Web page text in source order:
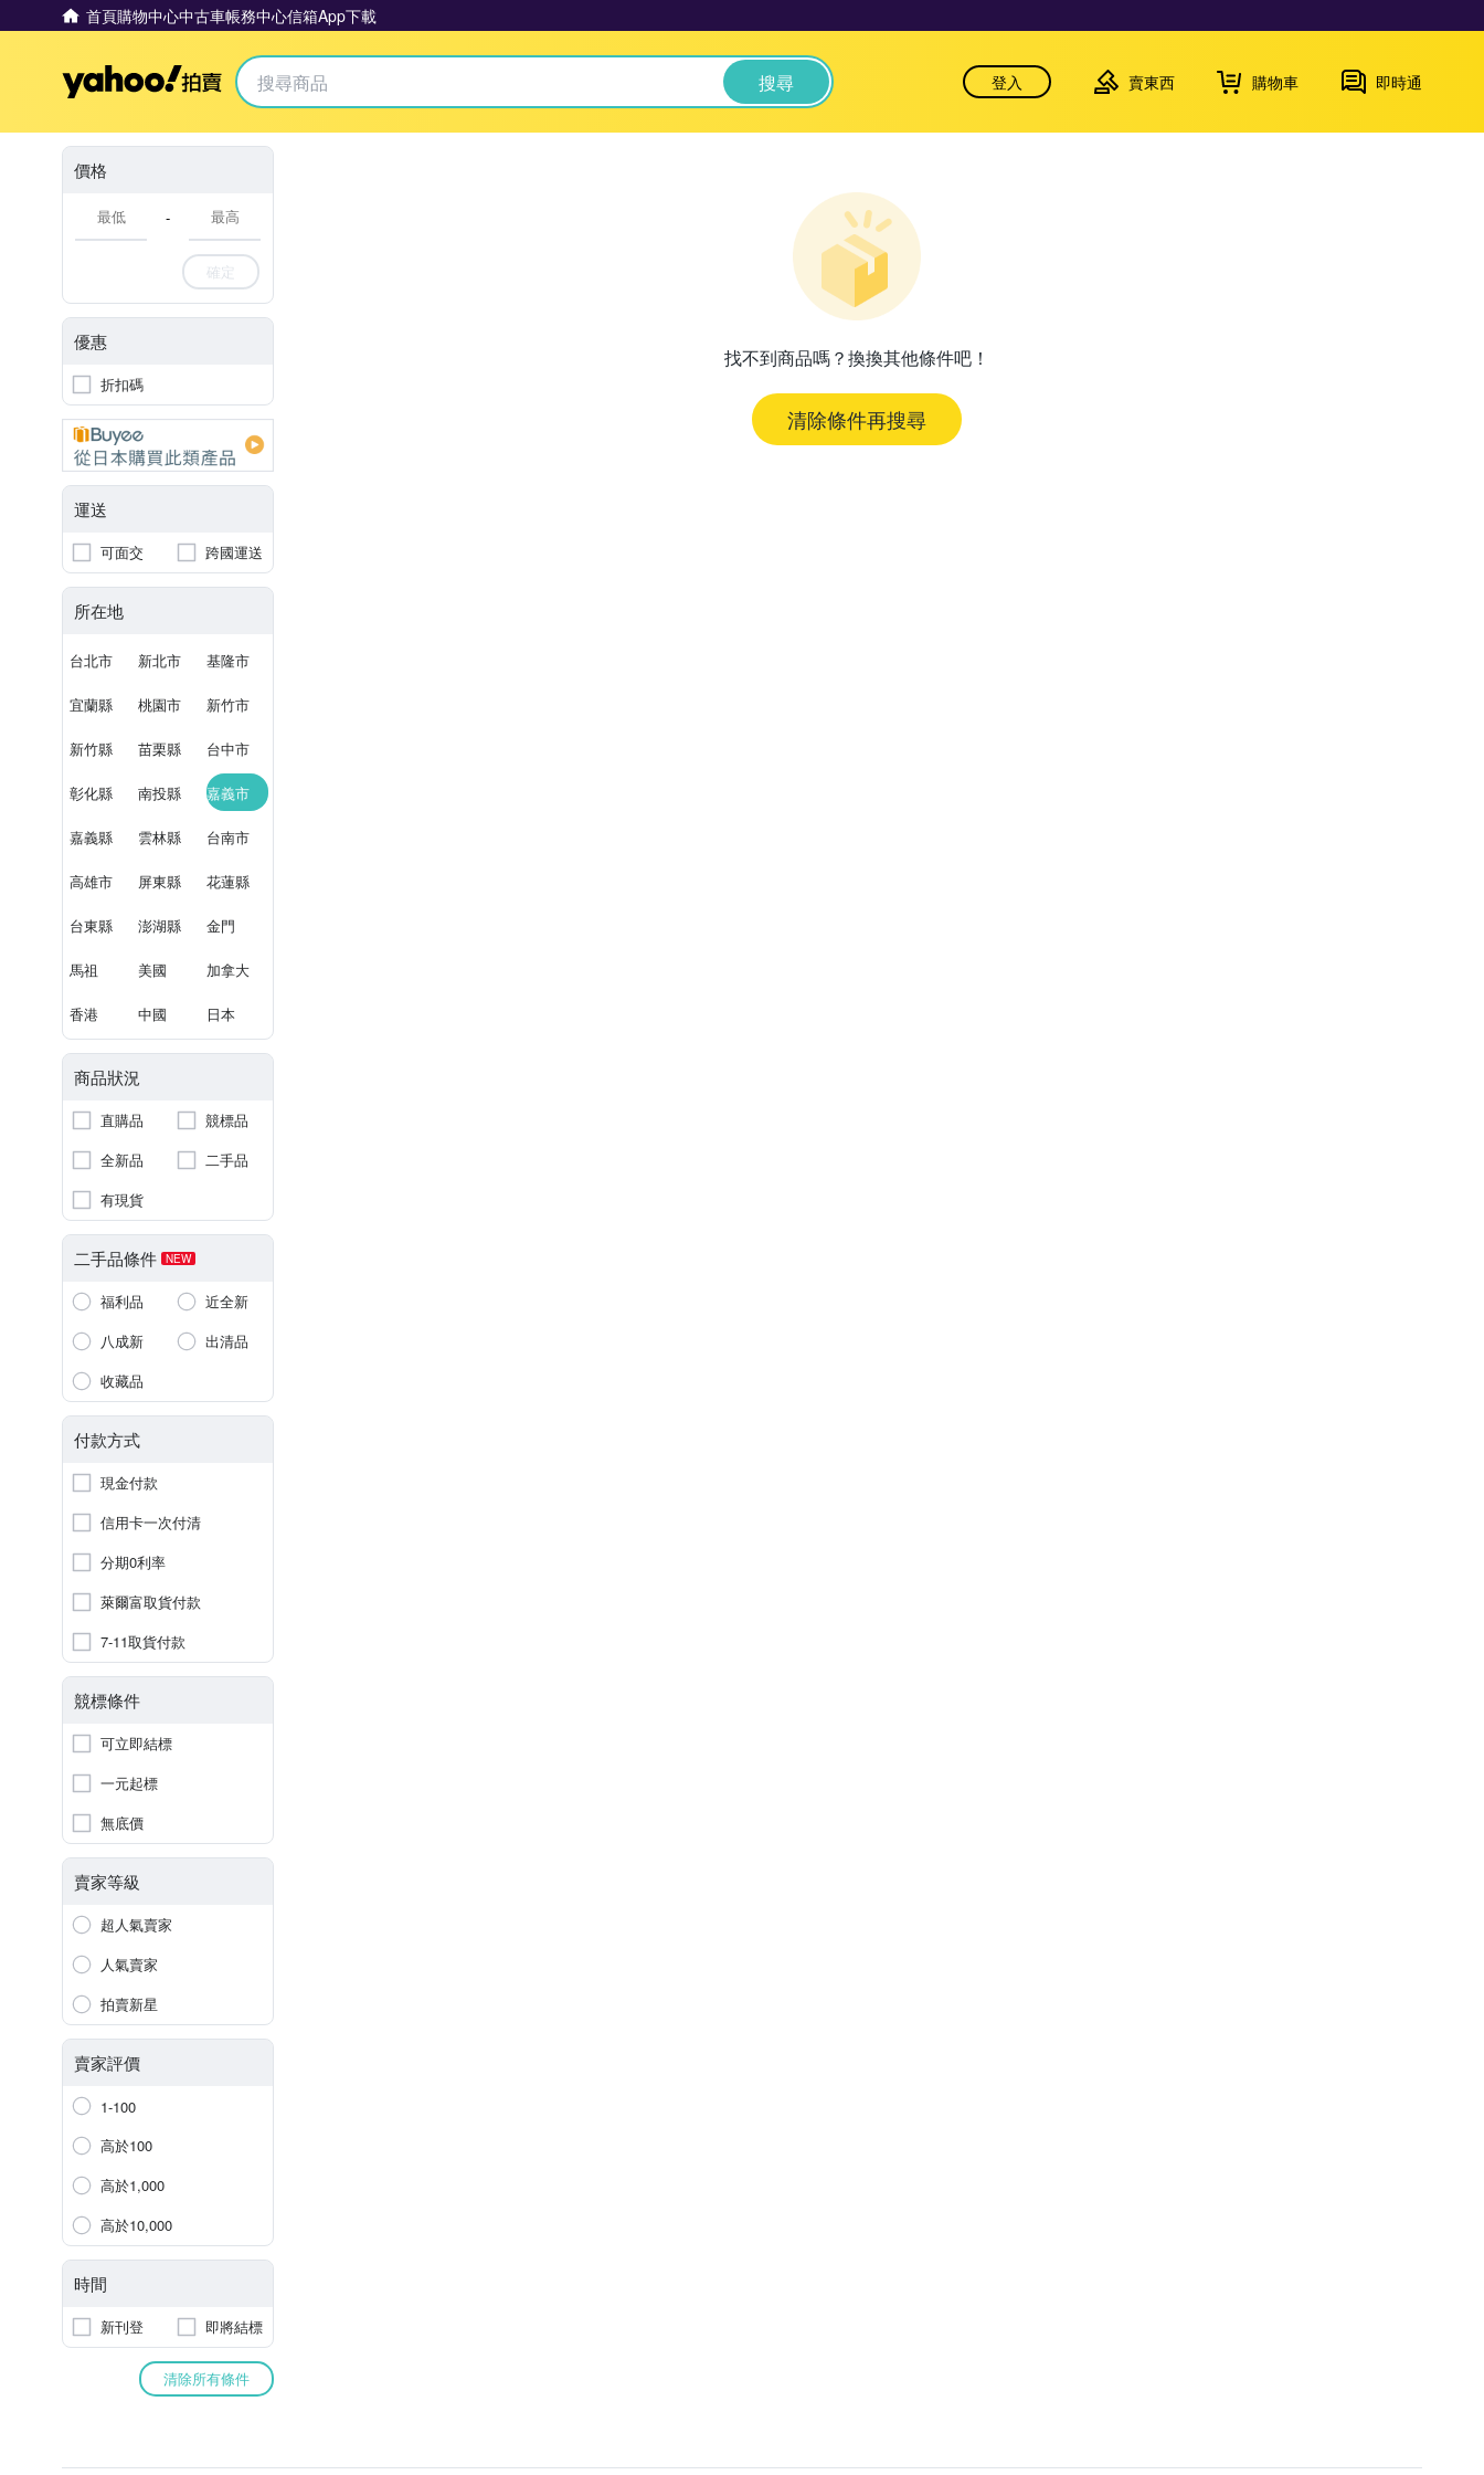
首頁購物中心中古車帳務中心信箱App下載
Yahoo拍賣 搜尋 登入 賣東西 購物車 即時通
價格
-
確定
優惠
折扣碼
運送
可面交 跨國運送
所在地
台北市 新北市 基隆市
宜蘭縣 桃園市 新竹市
新竹縣 苗栗縣 台中市
彰化縣 南投縣 嘉義市
嘉義縣 雲林縣 台南市
高雄市 屏東縣 花蓮縣
台東縣 澎湖縣 金門
馬祖 美國 加拿大
香港 中國 日本
商品狀況
直購品
競標品
全新品
二手品
有現貨
二手品條件 NEW
福利品
近全新
八成新
出清品
收藏品
付款方式
現金付款
信用卡一次付清
分期0利率
萊爾富取貨付款
7-11取貨付款
競標條件
可立即結標
一元起標
無底價
賣家等級
超人氣賣家
人氣賣家
拍賣新星
賣家評價
1-100
高於100
高於1,000
高於10,000
時間
新刊登 即將結標
清除所有條件
找不到商品嗎？換換其他條件吧！
清除條件再搜尋